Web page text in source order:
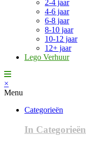
2-4 jaar
4-6 jaar
6-8 jaar
8-10 jaar
10-12 jaar
12+ jaar
Lego Verhuur
×
Menu
Categorieën
In Categorieën